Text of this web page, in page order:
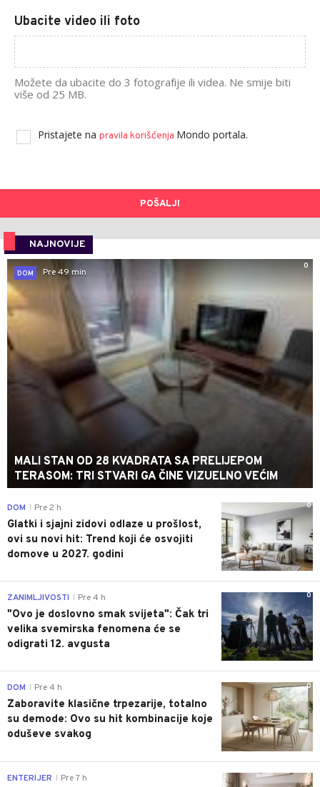
Ubacite video ili foto
Možete da ubacite do 3 fotografije ili videa. Ne smije biti
više od 25 MB.
Pristajete na pravila korišćenja Mondo portala.
POŠALJI
NAJNOVIJE
0
DOM
Pre 49 min
MALI STAN OD 28 KVADRATA SA PRELIJEPOM
TERASOM: TRI STVARI GA ČINE VIZUELNO VEĆIM
0
DOM Pre 2 h
Glatki i sjajni zidovi odlaze u prošlost,
ovi su novi hit: Trend koji će osvojiti
domove u 2027. godini
0
ZANIMLJIVOSTI Pre 4 h
"Ovo je doslovno smak svijeta": Čak tri
velika svemirska fenomena će se
odigrati 12. avgusta
0
DOM Pre 4 h
Zaboravite klasične trpezarije, totalno
su demode: Ovo su hit kombinacije koje
oduševe svakog
0
ENTERIJER Pre 7 h